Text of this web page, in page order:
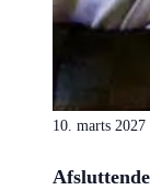
10. marts